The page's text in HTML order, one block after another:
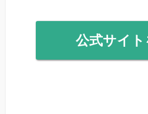
公式サイト